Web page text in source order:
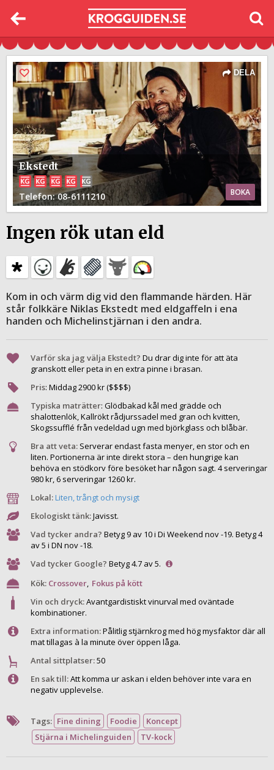
Ekstedt
Telefon: 08-6111210 BOKA
DELA
Ingen rök utan eld
Kom in och värm dig vid den flammande härden. Här
står folkkäre Niklas Ekstedt med eldgaffeln i ena
handen och Michelinstjärnan i den andra.
Varför ska jag välja Ekstedt? Du drar dig inte för att äta
granskott eller peta in en extra pinne i brasan.
Pris: Middag2900kr ($$$$)
Typiska maträtter: Glödbakad kål med grädde och
shalottenlök, Kallrökt rådjurssadel med gran och kvitten,
Skogssufflé från vedeldad ugn med björkglass och blåbär.
Bra att veta: Serverar endast fasta menyer, en stor och en
liten. Portionerna är inte direkt stora – den hungrige kan
behöva en stödkorv före besöket har någon sagt. 4 serveringar
980 kr, 6 serveringar 1260 kr.
Lokal:Liten, trångt och mysigt
Ekologiskt tänk:Javisst.
Vad tycker andra? Betyg 9 av 10 i Di Weekend nov -19. Betyg 4
av 5 i DN nov -18.
Vad tycker Google? Betyg 4.7 av 5.
Kök: Crossover, Fokus på kött
Vin och dryck:Avantgardistiskt vinurval med oväntade
kombinationer.
Extra information:Pålitlig stjärnkrog med hög mysfaktor där all
mat tillagas à la minute över öppen låga.
Antal sittplatser:50
En sak till:Att komma ur askan i elden behöver inte vara en
negativ upplevelse.
Tags: Fine dining Foodie
Koncept
Stjärna i Michelinguiden
TV-kock